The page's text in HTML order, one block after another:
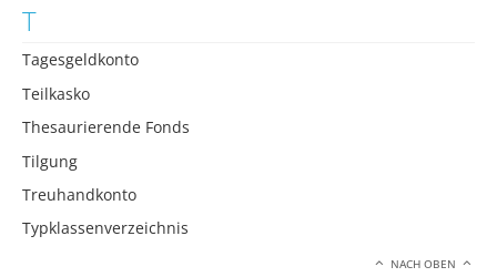
T
Tagesgeldkonto
Teilkasko
Thesaurierende Fonds
Tilgung
Treuhandkonto
Typklassenverzeichnis
NACH OBEN